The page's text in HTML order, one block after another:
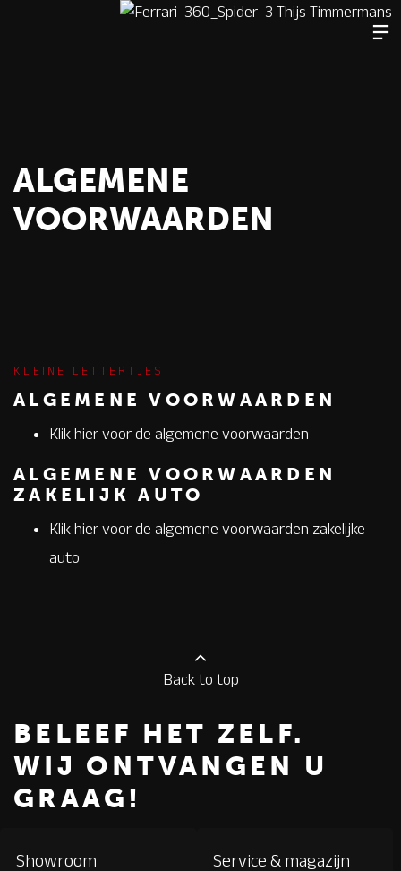
ALGEMENE
VOORWAARDEN
KLEINE LETTERTJES
ALGEMENE VOORWAARDEN
Klik hier voor de algemene voorwaarden
ALGEMENE VOORWAARDEN
ZAKELIJK AUTO
Klik hier voor de algemene voorwaarden zakelijke
auto
Back to top
BELEEF HET ZELF.
WIJ ONTVANGEN U
GRAAG!
Showroom Service & magazijn